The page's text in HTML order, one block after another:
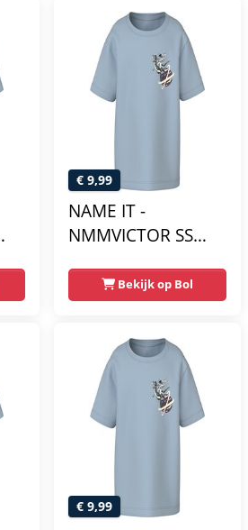
€ 9,99
NAME IT -
NMMVICTOR SS
Jongens - T-shirts
Bekijk op Bol
€ 9,99